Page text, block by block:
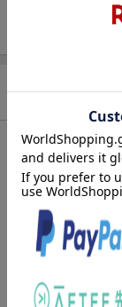
商品情報
発売日
著者／編集
関連作品
出版社